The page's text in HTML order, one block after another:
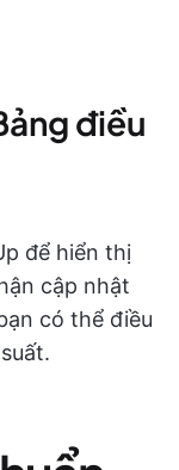
điều
để hiển thị
cập nhật
có thể điều